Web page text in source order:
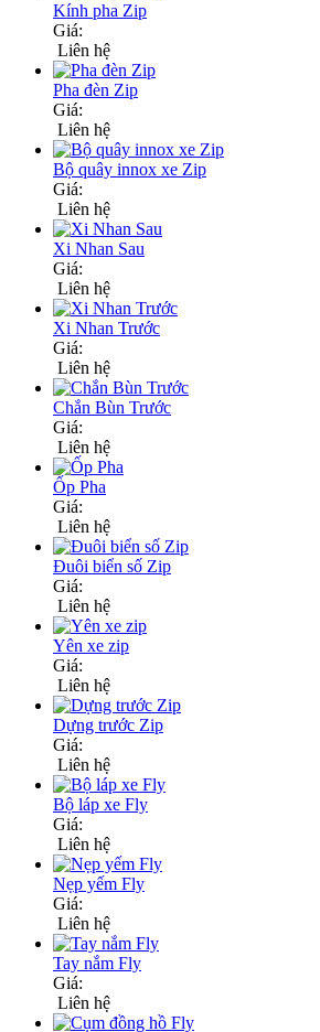
Kính pha Zip
Giá:
Liên hệ
Pha đèn Zip
Giá:
Liên hệ
Bộ quây innox xe Zip
Giá:
Liên hệ
Xi Nhan Sau
Giá:
Liên hệ
Xi Nhan Trước
Giá:
Liên hệ
Chắn Bùn Trước
Giá:
Liên hệ
Ốp Pha
Giá:
Liên hệ
Đuôi biển số Zip
Giá:
Liên hệ
Yên xe zip
Giá:
Liên hệ
Dựng trước Zip
Giá:
Liên hệ
Bộ láp xe Fly
Giá:
Liên hệ
Nẹp yếm Fly
Giá:
Liên hệ
Tay nắm Fly
Giá:
Liên hệ